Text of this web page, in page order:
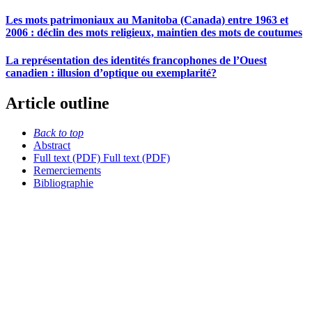
Les mots patrimoniaux au Manitoba (Canada) entre 1963 et
2006 : déclin des mots religieux, maintien des mots de coutumes
La représentation des identités francophones de l’Ouest
canadien : illusion d’optique ou exemplarité?
Article outline
Back to top
Abstract
Full text (PDF) Full text (PDF)
Remerciements
Bibliographie